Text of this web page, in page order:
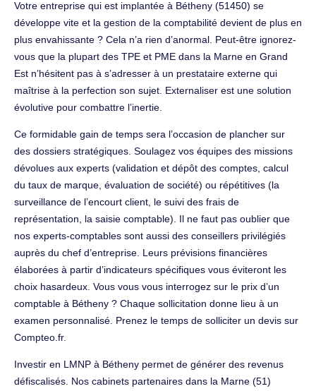
Votre entreprise qui est implantée à Bétheny (51450) se
développe vite et la gestion de la comptabilité devient de plus en
plus envahissante ? Cela n’a rien d’anormal. Peut-être ignorez-
vous que la plupart des TPE et PME dans la Marne en Grand
Est n’hésitent pas à s’adresser à un prestataire externe qui
maîtrise à la perfection son sujet. Externaliser est une solution
évolutive pour combattre l’inertie.
Ce formidable gain de temps sera l’occasion de plancher sur
des dossiers stratégiques. Soulagez vos équipes des missions
dévolues aux experts (validation et dépôt des comptes, calcul
du taux de marque, évaluation de société) ou répétitives (la
surveillance de l’encourt client, le suivi des frais de
représentation, la saisie comptable). Il ne faut pas oublier que
nos experts-comptables sont aussi des conseillers privilégiés
auprès du chef d’entreprise. Leurs prévisions financières
élaborées à partir d’indicateurs spécifiques vous éviteront les
choix hasardeux. Vous vous vous interrogez sur le prix d’un
comptable à Bétheny ? Chaque sollicitation donne lieu à un
examen personnalisé. Prenez le temps de solliciter un devis sur
Compteo.fr.
Investir en LMNP à Bétheny permet de générer des revenus
défiscalisés. Nos cabinets partenaires dans la Marne (51)